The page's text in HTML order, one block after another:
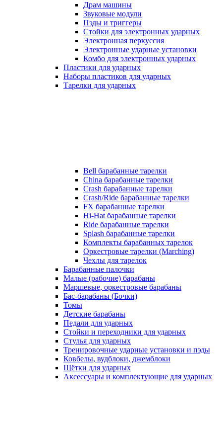
Драм машины
Звуковые модули
Пэды и триггеры
Стойки для электронных ударных
Электронная перкуссия
Электронные ударные установки
Комбо для электронных ударных
Пластики для ударных
Наборы пластиков для ударных
Тарелки для ударных
Bell барабанные тарелки
China барабанные тарелки
Crash барабанные тарелки
Crash/Ride барабанные тарелки
FX барабанные тарелки
Hi-Hat барабанные тарелки
Ride барабанные тарелки
Splash барабанные тарелки
Комплекты барабанных тарелок
Оркестровые тарелки (Marching)
Чехлы для тарелок
Барабанные палочки
Малые (рабочие) барабаны
Маршевые, оркестровые барабаны
Бас-барабаны (Бочки)
Томы
Детские барабаны
Педали для ударных
Стойки и переходники для ударных
Стулья для ударных
Тренировочные ударные установки и пэды
Ковбелы, вудблоки, джемблоки
Щётки для ударных
Аксесcуары и комплектующие для ударных